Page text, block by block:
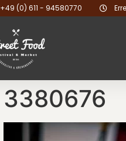
+49 (0) 611 - 94580770
3380676